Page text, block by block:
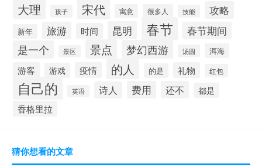
大理 孩子 宋代 寓意 很多人 技能 攻略
新年 旅游 时间 昆明 春节 春节期间
是一个 景区 景点 梦幻西游 汤圆 洱海
游客 游戏 疫情 的人 的是 礼物 红包
自己的 英语 诗人 费用 还不 都是
香格里拉
猜你想看的文章